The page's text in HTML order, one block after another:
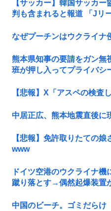
【サッカー】韓国サッカ
判も含まれると報道 「Jリ
なぜプーチンはウクライナ
熊本県知事の要請をガン無
班が押し入ってプライバシ
【悲報】X「アスペの検査
中居正広、熊本地震直後に
【悲報】免許取りたての
www
ドイツ空港のウクライナ
蹴り落とす→偶然起爆装置
中国のビーチ。ゴミだらけ